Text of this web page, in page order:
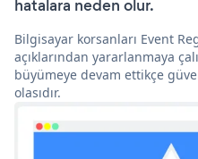
hatalara neden olur.
Bilgisayar korsanları Event
açıklarından yararlanmaya
büyümeye devam ettikçe
olasıdır.